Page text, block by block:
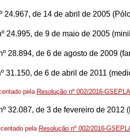
24.967, de 14 de abril de 2005
24.995, de 9 de maio de 2005
28.894, de 6 de agosto de 2009
31.150, de 6 de abril de 2011
pela Resolução nº 002/2016-
32.087, de 3 de fevereiro de
pela Resolução nº 002/2016-